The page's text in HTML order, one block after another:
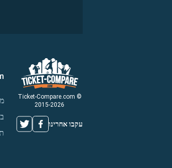
© Ticket-Compare.com
2015-2026
עקבו אחרינו